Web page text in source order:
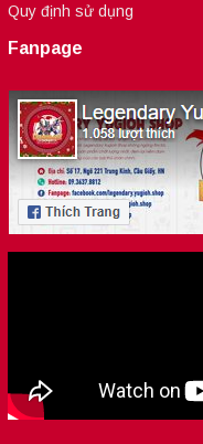
Quy định sử dụng
Fanpage